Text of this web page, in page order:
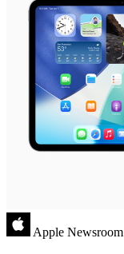
Apple Newsroom